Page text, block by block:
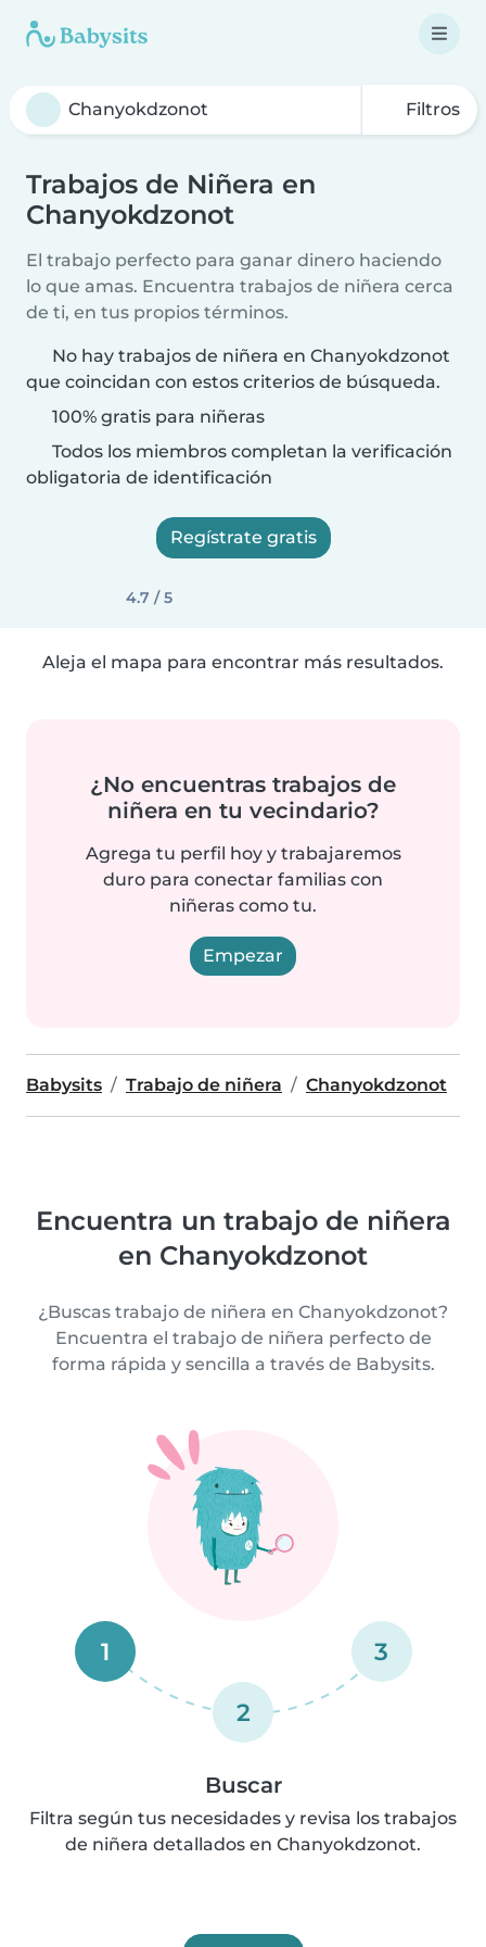
Filtros
Trabajos de Niñera en
Chanyokdzonot
El trabajo perfecto para ganar dinero haciendo
lo que amas. Encuentra trabajos de niñera cerca
de ti, en tus propios términos.
No hay trabajos de niñera en Chanyokdzonot
que coincidan con estos criterios de búsqueda.
100% gratis para niñeras
Todos los miembros completan la verificación
obligatoria de identificación
Regístrate gratis
4.7 / 5
Aleja el mapa para encontrar más resultados.
¿No encuentras trabajos de
niñera en tu vecindario?
Agrega tu perfil hoy y trabajaremos
duro para conectar familias con
niñeras como tu.
Empezar
Babysits Trabajo de niñera Chanyokdzonot
Encuentra un trabajo de niñera
en Chanyokdzonot
¿Buscas trabajo de niñera en Chanyokdzonot?
Encuentra el trabajo de niñera perfecto de
forma rápida y sencilla a través de Babysits.
1
2
3
Buscar
Filtra según tus necesidades y revisa los trabajos
de niñera detallados en Chanyokdzonot.